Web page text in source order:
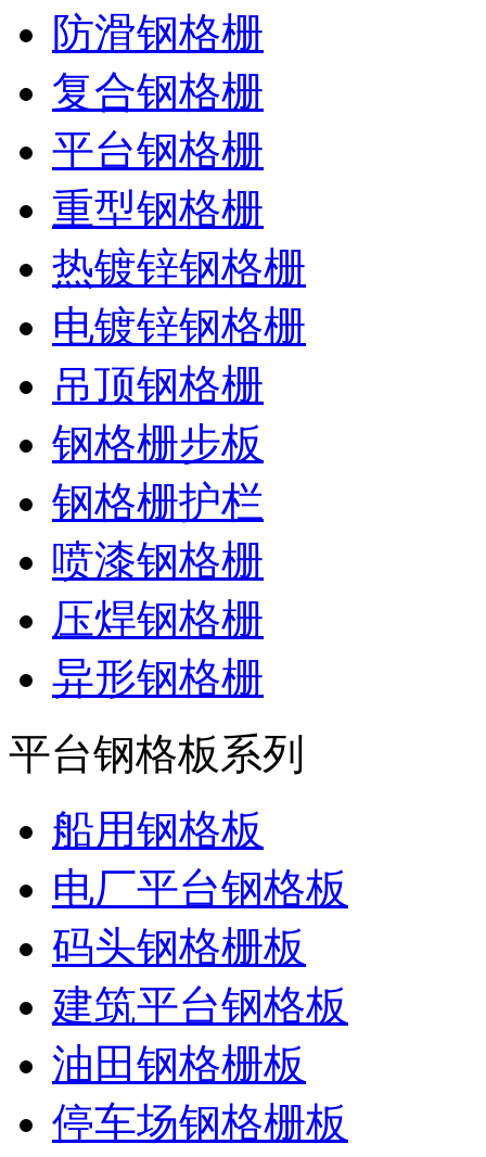
防滑钢格栅
复合钢格栅
平台钢格栅
重型钢格栅
热镀锌钢格栅
电镀锌钢格栅
吊顶钢格栅
钢格栅步板
钢格栅护栏
喷漆钢格栅
压焊钢格栅
异形钢格栅
平台钢格板系列
船用钢格板
电厂平台钢格板
码头钢格栅板
建筑平台钢格板
油田钢格栅板
停车场钢格栅板